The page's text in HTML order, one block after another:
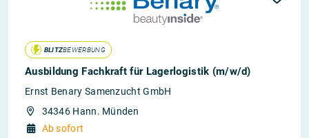
BLITZBEWERBUNG
Ausbildung Fachkraft für Lagerlogistik (m/w/d)
Ernst Benary Samenzucht GmbH
34346 Hann. Münden
Ab sofort